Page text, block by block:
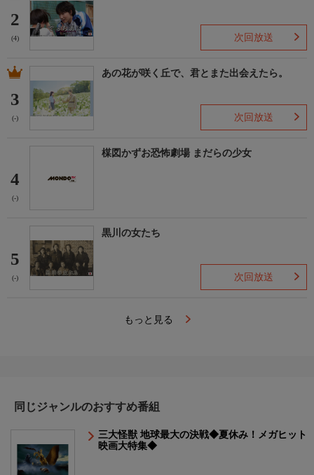
2
(4) 次回放送
3
(-)
あの花が咲く丘で、君とまた出会えたら。
次回放送
4
(-)
楳図かずお恐怖劇場 まだらの少女
5
(-)
黒川の女たち
次回放送
もっと見る
同じジャンルのおすすめ番組
三大怪獣 地球最大の決戦◆夏休み！メガヒット
映画大特集◆